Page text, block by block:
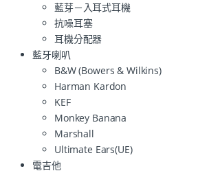
藍芽－入耳式耳機
抗噪耳塞
耳機分配器
藍牙喇叭
B&W (Bowers & Wilkins)
Harman Kardon
KEF
Monkey Banana
Marshall
Ultimate Ears(UE)
電吉他